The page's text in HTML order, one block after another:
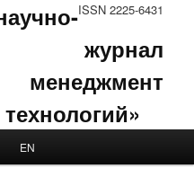
ISSN 2225-6431
журнал
EN